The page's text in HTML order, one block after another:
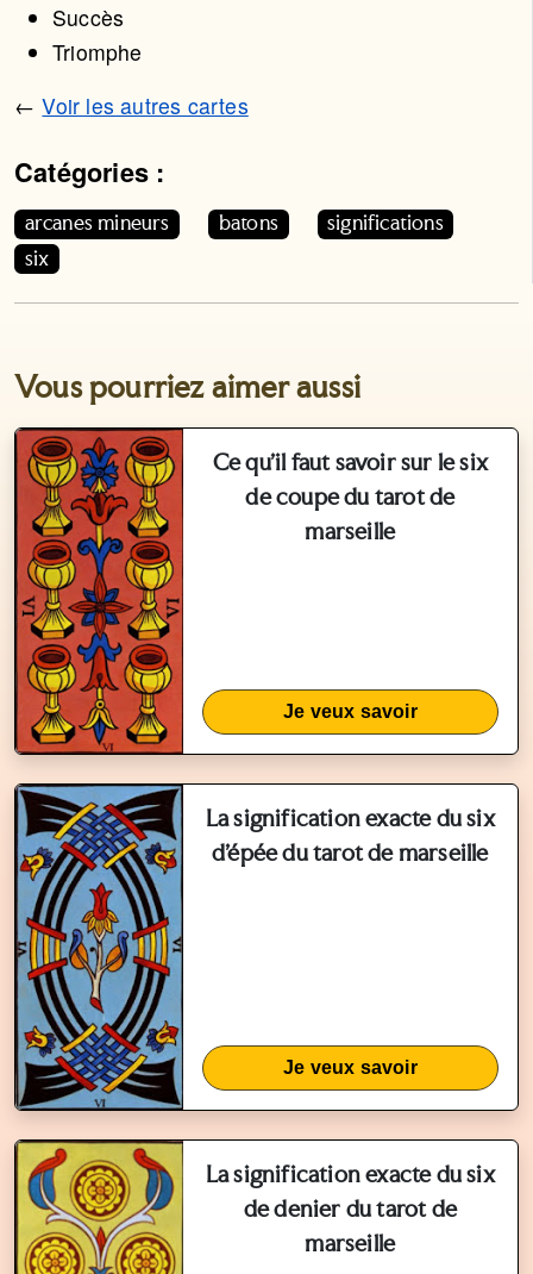
Succès
Triomphe
←Voir les autres cartes
Catégories :
Cet article appartient aux catégories suivantes. Vous
arcanes mineurs batons
significations
six
Vous pourriez aimer aussi
Ce qu'il faut savoir sur le six
de coupe du tarot de
marseille
Je veux savoir
La signification exacte du six
d’épée du tarot de marseille
Je veux savoir
La signification exacte du six
de denier du tarot de
marseille